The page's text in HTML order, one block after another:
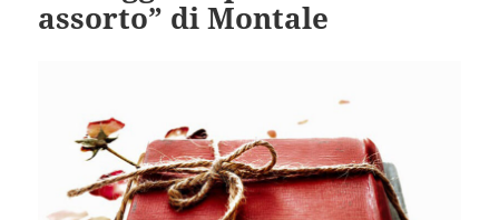
assorto” di Montale